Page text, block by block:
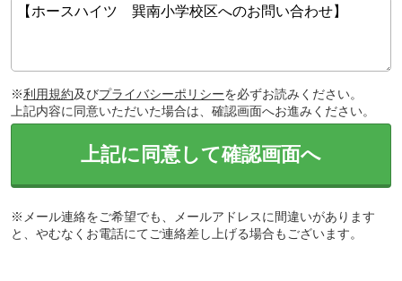
※利用規約及びプライバシーポリシーを必ずお読みください。
上記内容に同意いただいた場合は、確認画面へお進みください。
上記に同意して確認画面へ
※メール連絡をご希望でも、メールアドレスに間違いがあります
と、やむなくお電話にてご連絡差し上げる場合もございます。